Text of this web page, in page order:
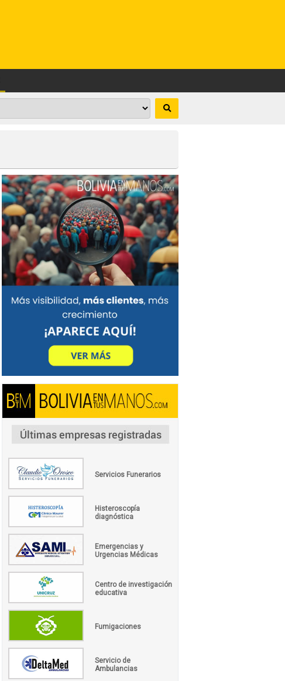
Servicios Funerarios
Histeroscopía
diagnóstica
Emergencias y
Urgencias Médicas
Centro de investigación
educativa
Fumigaciones
Servicio de
Ambulancias